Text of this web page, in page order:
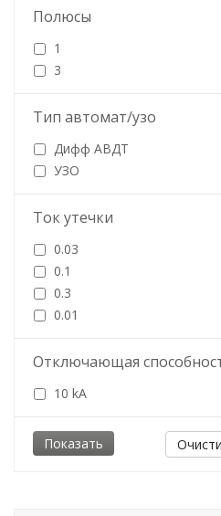
Полюсы
1
3
Тип автомат/узо
Дифф АВДТ
УЗО
Ток утечки
0.03
0.1
0.3
0.01
Отключающая
10 kA